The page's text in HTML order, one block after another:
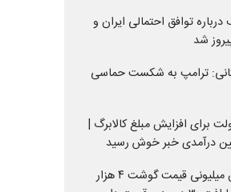
درباره توافق احتمالی ایران و
شد
ترامپ به شکست حماسی
برای افزایش مبلغ کالابرگ |
درآمدی خبر خوش رسید
ماجرای جهش میلیونی قیمت گوشت ۴ هزار